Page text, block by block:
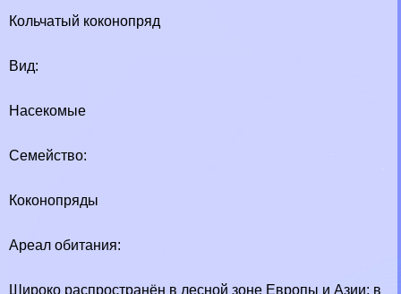
Кольчатый коконопряд
Вид:
Насекомые
Семейство:
Коконопряды
Ареал обитания:
Широко распространён в лесной зоне Европы и Азии: в